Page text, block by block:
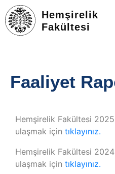
Hemşirelik
Fakültesi
GIZLILIK POLITIKASI
Faaliyet
Hemşirelik Fakültesi 2025
ulaşmak için tıklayınız.
Hemşirelik Fakültesi 2024
ulaşmak için tıklayınız.